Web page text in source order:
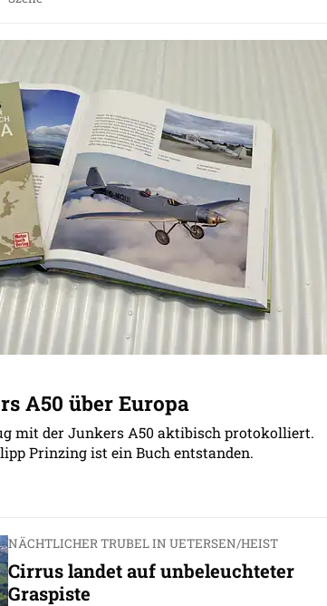
A50 über Europa
mit der Junkers A50 aktibisch protokolliert.
Prinzing ist ein Buch entstanden.
NÄCHTLICHER TRUBEL IN UETERSEN/HEIST
Cirrus landet auf unbeleuchteter
Graspiste